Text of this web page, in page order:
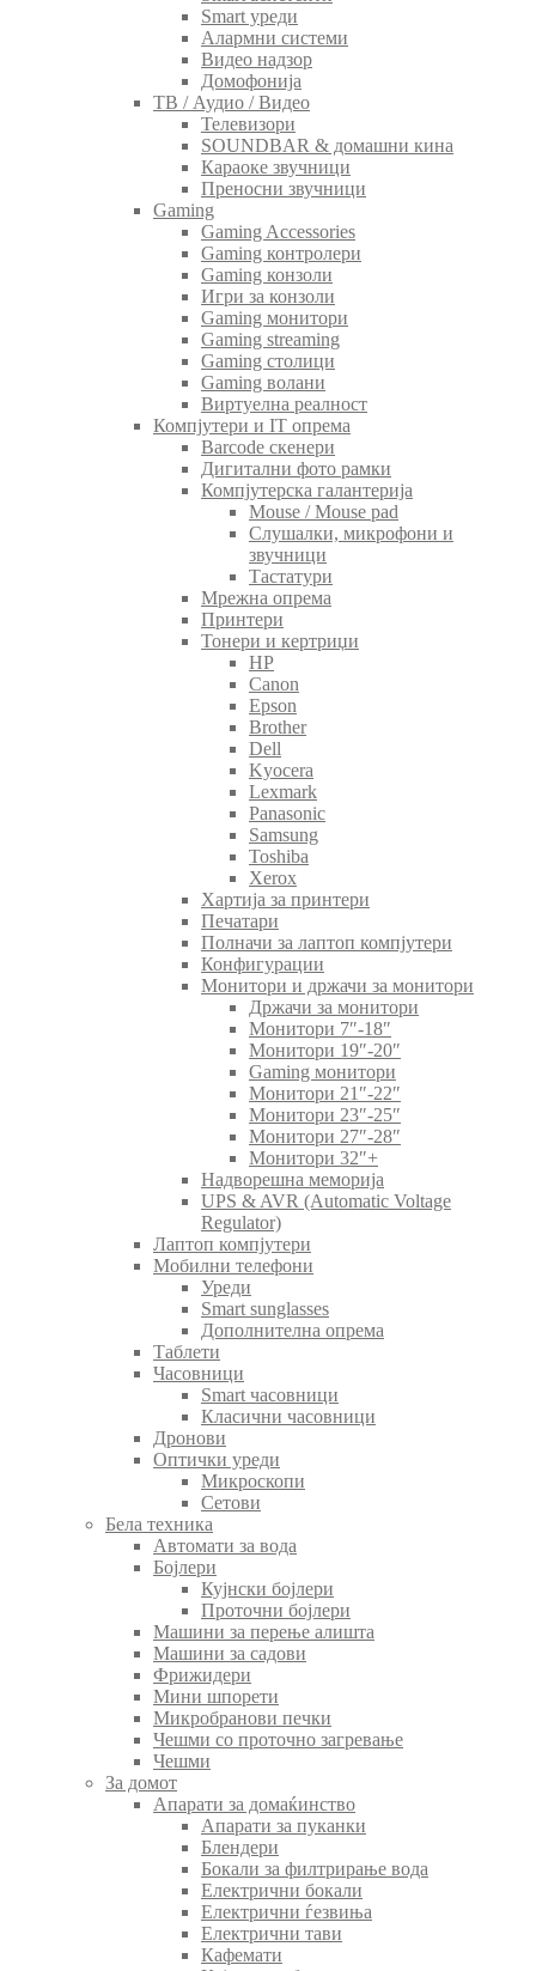
Smart уреди
Алармни системи
Видео надзор
Домофонија
ТВ / Аудио / Видео
Телевизори
SOUNDBAR & домашни кина
Караоке звучници
Преносни звучници
Gaming
Gaming Accessories
Gaming контролери
Gaming конзоли
Игри за конзоли
Gaming монитори
Gaming streaming
Gaming столици
Gaming волани
Виртуелна реалност
Компјутери и IT опрема
Barcode скенери
Дигитални фото рамки
Компјутерска галантерија
Mouse / Mouse pad
Слушалки, микрофони и
звучници
Тастатури
Мрежна опрема
Принтери
Тонери и кертриџи
HP
Canon
Epson
Brother
Dell
Kyocera
Lexmark
Panasonic
Samsung
Toshiba
Xerox
Хартија за принтери
Печатари
Полначи за лаптоп компјутери
Конфигурации
Монитори и држачи за монитори
Држачи за монитори
Монитори 7″-18″
Монитори 19″-20″
Gaming монитори
Монитори 21″-22″
Монитори 23″-25″
Монитори 27″-28″
Монитори 32″+
Надворешна меморија
UPS & AVR (Automatic Voltage
Regulator)
Лаптоп компјутери
Мобилни телефони
Уреди
Smart sunglasses
Дополнителна опрема
Таблети
Часовници
Smart часовници
Класични часовници
Дронови
Оптички уреди
Микроскопи
Сетови
Бела техника
Автомати за вода
Бојлери
Кујнски бојлери
Проточни бојлери
Машини за перење алишта
Машини за садови
Фрижидери
Мини шпорети
Микробранови печки
Чешми со проточно загревање
Чешми
За домот
Апарати за домаќинство
Апарати за пуканки
Блендери
Бокали за филтрирање вода
Електрични бокали
Електрични ѓезвиња
Електрични тави
Кафемати